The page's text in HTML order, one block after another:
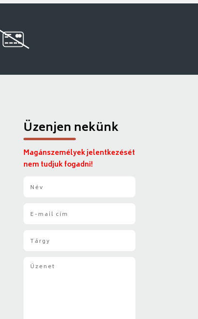
Üzenjen nekünk
Magánszemélyek jelentkezését
nem tudjuk fogadni!